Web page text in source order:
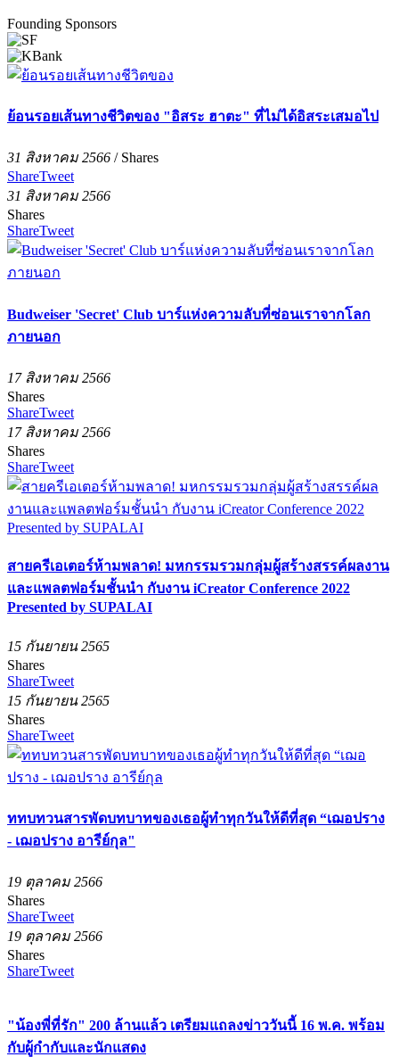
Founding Sponsors
ย้อนรอยเส้นทางชีวิตของ "อิสระ ฮาตะ" ที่ไม่ได้อิสระเสมอไป
31 สิงหาคม 2566 / Shares
ShareTweet
31 สิงหาคม 2566
Shares
ShareTweet
Budweiser 'Secret' Club บาร์แห่งความลับที่ซ่อนเราจากโลก
ภายนอก
17 สิงหาคม 2566
Shares
ShareTweet
17 สิงหาคม 2566
Shares
ShareTweet
สายครีเอเตอร์ห้ามพลาด! มหกรรมรวมกลุ่มผู้สร้างสรรค์ผลงาน
และแพลตฟอร์มชั้นนำ กับงาน iCreator Conference 2022
Presented by SUPALAI
15 กันยายน 2565
Shares
ShareTweet
15 กันยายน 2565
Shares
ShareTweet
ททบทวนสารพัดบทบาทของเธอผู้ทำทุกวันให้ดีที่สุด “เฌอปราง
- เฌอปราง อารีย์กุล"
19 ตุลาคม 2566
Shares
ShareTweet
19 ตุลาคม 2566
Shares
ShareTweet
"น้องพี่ที่รัก" 200 ล้านแล้ว เตรียมแถลงข่าววันนี้ 16 พ.ค. พร้อม
กับผู้กำกับและนักแสดง